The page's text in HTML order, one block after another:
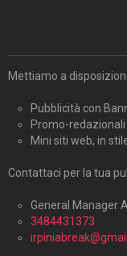
Mettiamo a
Pubblicità con
Promo-redazionali
Mini siti web, in
Contattaci per la tua
General Manager
3484431373